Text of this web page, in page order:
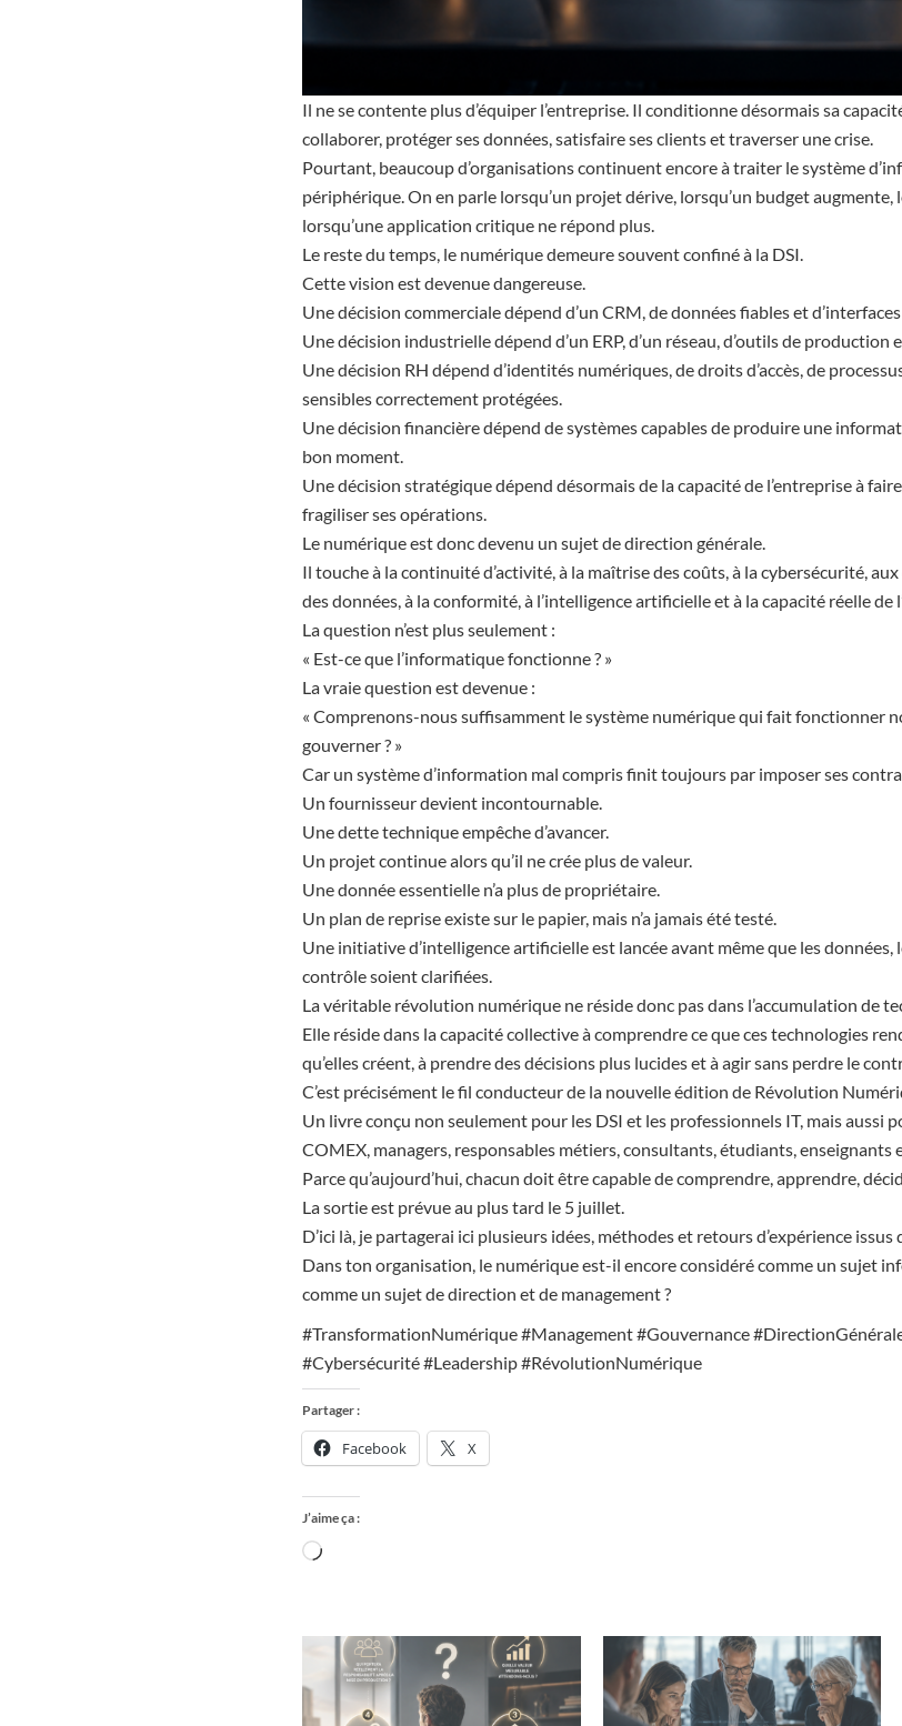
Il ne se contente plus d’équiper l’entreprise. Il conditionne désormais sa
collaborer, protéger ses données, satisfaire ses clients et traverser une crise.
Pourtant, beaucoup d’organisations continuent encore à traiter le système
périphérique. On en parle lorsqu’un projet dérive, lorsqu’un budget augmente,
lorsqu’une application critique ne répond plus.
Le reste du temps, le numérique demeure souvent confiné à la DSI.
Cette vision est devenue dangereuse.
Une décision commerciale dépend d’un CRM, de données fiables et
Une décision industrielle dépend d’un ERP, d’un réseau, d’outils de production
Une décision RH dépend d’identités numériques, de droits d’accès, de
sensibles correctement protégées.
Une décision financière dépend de systèmes capables de produire une
bon moment.
Une décision stratégique dépend désormais de la capacité de l’entreprise à
fragiliser ses opérations.
Le numérique est donc devenu un sujet de direction générale.
Il touche à la continuité d’activité, à la maîtrise des coûts, à la cybersécurité,
des données, à la conformité, à l’intelligence artificielle et à la capacité réelle de
La question n’est plus seulement :
« Est-ce que l’informatique fonctionne ? »
La vraie question est devenue :
« Comprenons-nous suffisamment le système numérique qui fait fonctionner
gouverner ? »
Car un système d’information mal compris finit toujours par imposer ses
Un fournisseur devient incontournable.
Une dette technique empêche d’avancer.
Un projet continue alors qu’il ne crée plus de valeur.
Une donnée essentielle n’a plus de propriétaire.
Un plan de reprise existe sur le papier, mais n’a jamais été testé.
Une initiative d’intelligence artificielle est lancée avant même que les données,
contrôle soient clarifiées.
La véritable révolution numérique ne réside donc pas dans l’accumulation de
Elle réside dans la capacité collective à comprendre ce que ces technologies
qu’elles créent, à prendre des décisions plus lucides et à agir sans perdre le
C’est précisément le fil conducteur de la nouvelle édition de Révolution
Un livre conçu non seulement pour les DSI et les professionnels IT, mais aussi
COMEX, managers, responsables métiers, consultants, étudiants,
Parce qu’aujourd’hui, chacun doit être capable de comprendre, apprendre,
La sortie est prévue au plus tard le 5 juillet.
D’ici là, je partagerai ici plusieurs idées, méthodes et retours d’expérience issus
Dans ton organisation, le numérique est-il encore considéré comme un sujet
comme un sujet de direction et de management ?
#TransformationNumérique #Management #Gouvernance
#Cybersécurité #Leadership #RévolutionNumérique
Partager :
Facebook X
J’aime ça :